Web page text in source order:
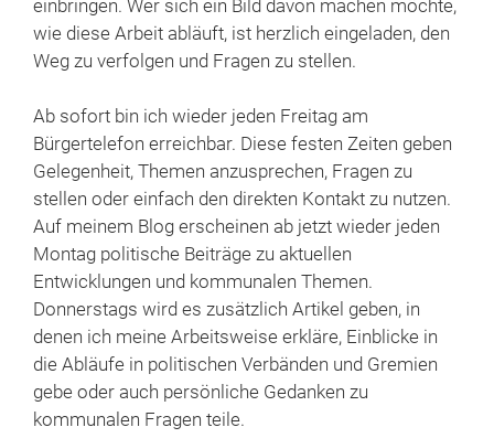
einbringen. Wer sich ein Bild davon machen möchte,
wie diese Arbeit abläuft, ist herzlich eingeladen, den
Weg zu verfolgen und Fragen zu stellen.
Ab sofort bin ich wieder jeden Freitag am
Bürgertelefon erreichbar. Diese festen Zeiten geben
Gelegenheit, Themen anzusprechen, Fragen zu
stellen oder einfach den direkten Kontakt zu nutzen.
Auf meinem Blog erscheinen ab jetzt wieder jeden
Montag politische Beiträge zu aktuellen
Entwicklungen und kommunalen Themen.
Donnerstags wird es zusätzlich Artikel geben, in
denen ich meine Arbeitsweise erkläre, Einblicke in
die Abläufe in politischen Verbänden und Gremien
gebe oder auch persönliche Gedanken zu
kommunalen Fragen teile.